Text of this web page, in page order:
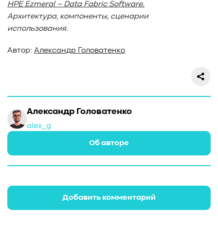
HPE Ezmeral – Data Fabric Software.
Архитектура, компоненты, сценарии
использования.
Автор: Александр Головатенко
Александр Головатенко
alex_g
Об авторе
Добавить комментарий